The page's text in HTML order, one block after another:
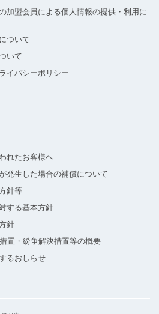
加盟会員による個人情報の提供・利用に
ついて
いて
イバシーポリシー
れたお客様へ
発生した場合の補償について
針等
する基本方針
針
置・紛争解決措置等の概要
るおしらせ